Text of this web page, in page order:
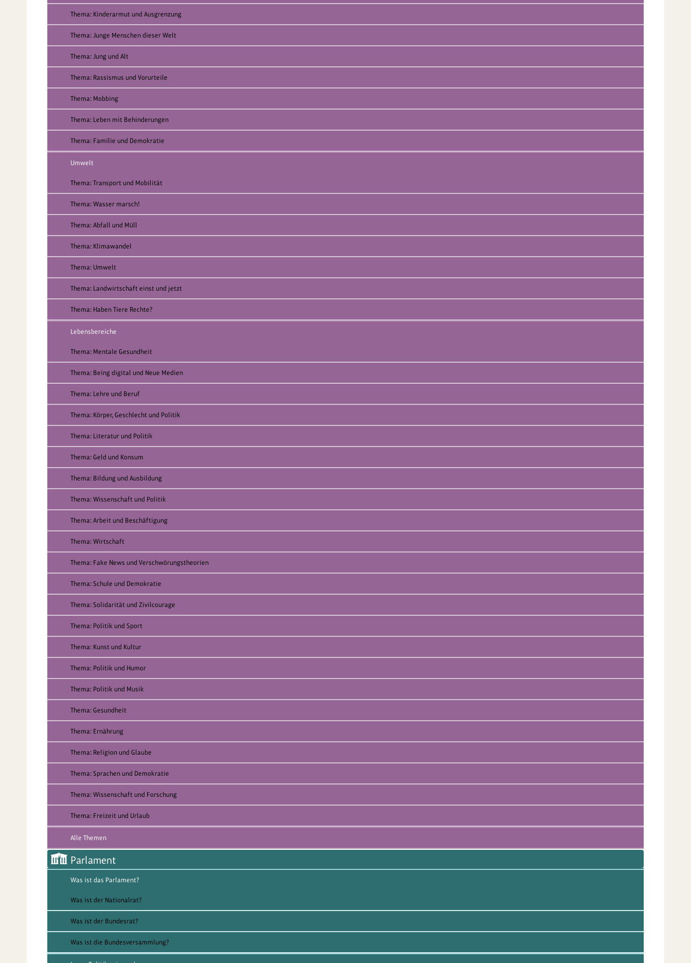
Thema: Kinderarmut und Ausgrenzung
Thema: Junge Menschen dieser Welt
Thema: Jung und Alt
Thema: Rassismus und Vorurteile
Thema: Mobbing
Thema: Leben mit Behinderungen
Thema: Familie und Demokratie
Umwelt
Thema: Transport und Mobilität
Thema: Wasser marsch!
Thema: Abfall und Müll
Thema: Klimawandel
Thema: Umwelt
Thema: Landwirtschaft einst und jetzt
Thema: Haben Tiere Rechte?
Lebensbereiche
Thema: Mentale Gesundheit
Thema: Being digital und Neue Medien
Thema: Lehre und Beruf
Thema: Körper, Geschlecht und Politik
Thema: Literatur und Politik
Thema: Geld und Konsum
Thema: Bildung und Ausbildung
Thema: Wissenschaft und Politik
Thema: Arbeit und Beschäftigung
Thema: Wirtschaft
Thema: Fake News und Verschwörungstheorien
Thema: Schule und Demokratie
Thema: Solidarität und Zivilcourage
Thema: Politik und Sport
Thema: Kunst und Kultur
Thema: Politik und Humor
Thema: Politik und Musik
Thema: Gesundheit
Thema: Ernährung
Thema: Religion und Glaube
Thema: Sprachen und Demokratie
Thema: Wissenschaft und Forschung
Thema: Freizeit und Urlaub
Alle Themen
Parlament
Was ist das Parlament?
Was ist der Nationalrat?
Was ist der Bundesrat?
Was ist die Bundesversammlung?